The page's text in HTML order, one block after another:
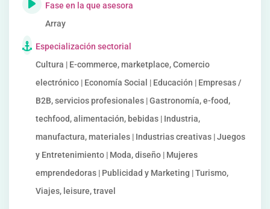
Fase en la que asesora
Array
Especialización sectorial
Cultura | E-commerce, marketplace, Comercio
electrónico | Economía Social | Educación | Empresas /
B2B, servicios profesionales | Gastronomía, e-food,
techfood, alimentación, bebidas | Industria,
manufactura, materiales | Industrias creativas | Juegos
y Entretenimiento | Moda, diseño | Mujeres
emprendedoras | Publicidad y Marketing | Turismo,
Viajes, leisure, travel